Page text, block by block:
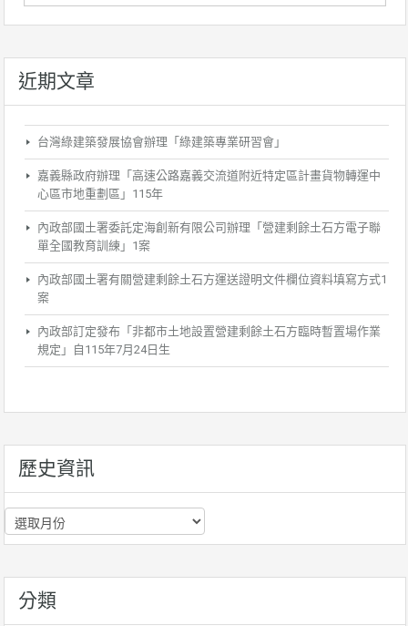
近期文章
台灣綠建築發展協會辦理「綠建築專業研習會」
嘉義縣政府辦理「高速公路嘉義交流道附近特定區計畫貨物轉運中
心區市地重劃區」115年
內政部國土署委託定海創新有限公司辦理「營建剩餘土石方電子聯
單全國教育訓練」1案
內政部國土署有關營建剩餘土石方運送證明文件欄位資料填寫方式1
案
內政部訂定發布「非都市土地設置營建剩餘土石方臨時暫置場作業
規定」自115年7月24日生
歷史資訊
歷
史
分類